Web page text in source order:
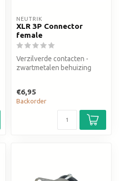
NEUTRIK
XLR 3P Connector
female
Verzilverde contacten -
zwartmetalen behuizing
€6,95
Backorder